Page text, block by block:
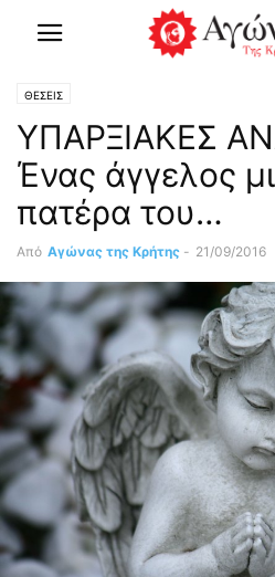
ΘΕΣΕΙΣ
ΥΠΑΡΞΙΑΚΕΣ
Ένας άγγελος
πατέρα του…
Από Αγώνας της Κρήτης - 21/09/2016